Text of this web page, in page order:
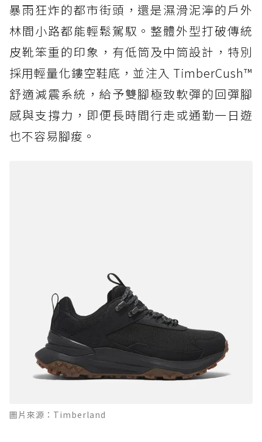
暴雨狂炸的都市街頭，還是濕滑泥濘的戶外
林間小路都能輕鬆駕馭。整體外型打破傳統
皮靴笨重的印象，有低筒及中筒設計，特別
採用輕量化鏤空鞋底，並注入 TimberCush™
舒適減震系統，給予雙腳極致軟彈的回彈腳
感與支撐力，即便長時間行走或通勤一日遊
也不容易腳痠。
圖片來源：Timberland